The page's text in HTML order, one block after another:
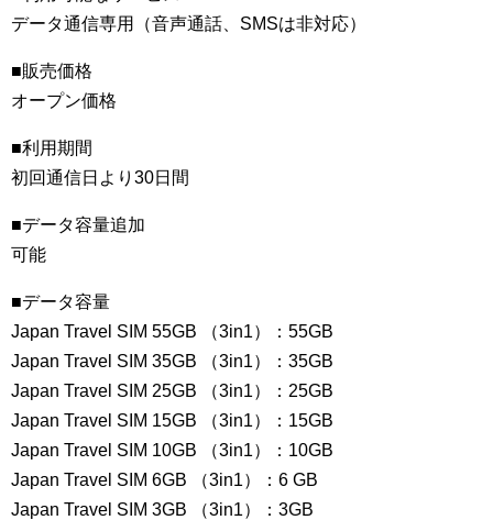
データ通信専用（音声通話、SMSは非対応）
■販売価格
オープン価格
■利用期間
初回通信日より30日間
■データ容量追加
可能
■データ容量
Japan Travel SIM 55GB （3in1）：55GB
Japan Travel SIM 35GB （3in1）：35GB
Japan Travel SIM 25GB （3in1）：25GB
Japan Travel SIM 15GB （3in1）：15GB
Japan Travel SIM 10GB （3in1）：10GB
Japan Travel SIM 6GB （3in1）：6 GB
Japan Travel SIM 3GB （3in1）：3GB